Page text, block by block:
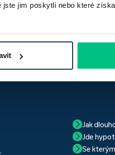
jim poskytli nebo které
Jak
Hypotéka
uzavření
Jde
Ano,
Se